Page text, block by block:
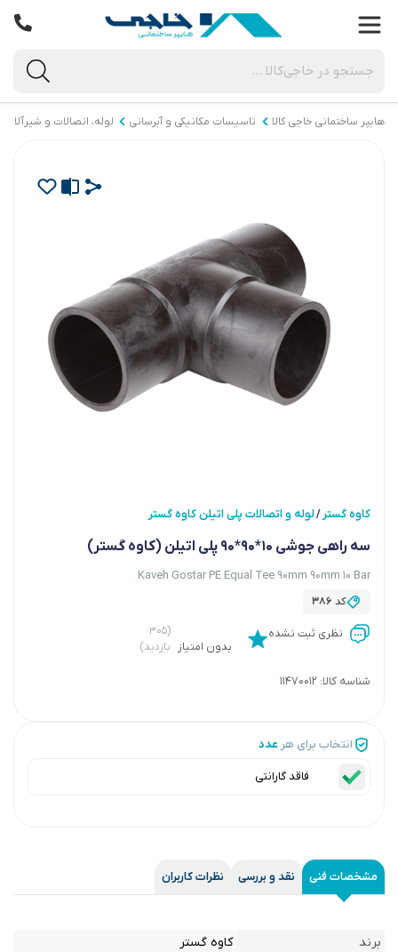
هایپر ساختمانی خاجی‌ کالا تاسیسات مکانیکی و آبرسانی لوله، اتصالات و شیرآلات
کاوه گستر /لوله و اتصالات پلی اتیلن کاوه گستر
سه راهی جوشی 10*90*90 پلی اتیلن (کاوه گستر)
Kaveh Gostar PE Equal Tee 90mm 90mm 10 Bar
کد 386
نظری ثبت نشده
بدون امتیاز
(۳۰۵
بازدید)
شناسه کالا: 11470012
انتخاب برای هر عدد
فاقد گارانتی
مشخصات فنی نقد و بررسی نظرات کاربران
برند
کاوه گستر